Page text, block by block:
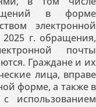
в форме
электронной
г. обращения,
почты
Граждане и их
лица, вправе
форме, а также в
использованием